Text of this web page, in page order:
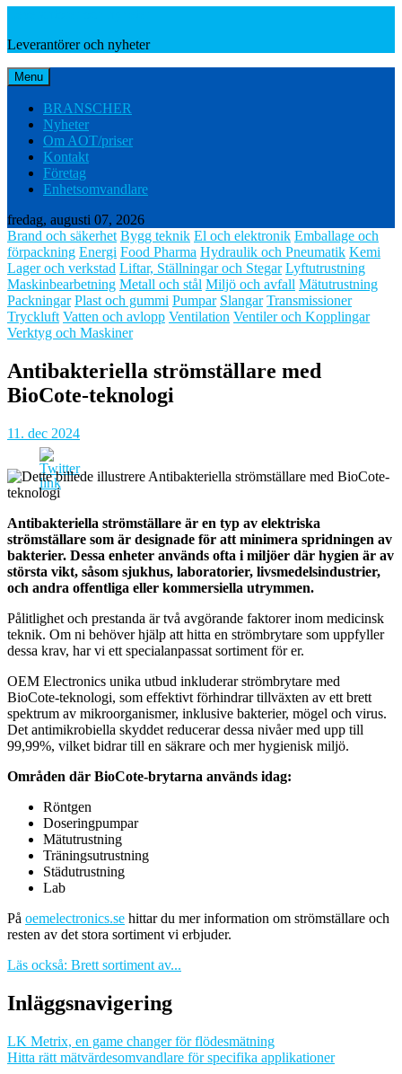
Leverantörer och nyheter
Menu
BRANSCHER
Nyheter
Om AOT/priser
Kontakt
Företag
Enhetsomvandlare
fredag, augusti 07, 2026
Brand och säkerhet Bygg teknik El och elektronik Emballage och
förpackning Energi Food Pharma Hydraulik och Pneumatik Kemi
Lager och verkstad Liftar, Ställningar och Stegar Lyftutrustning
Maskinbearbetning Metall och stål Miljö och avfall Mätutrustning
Packningar Plast och gummi Pumpar Slangar Transmissioner
Tryckluft Vatten och avlopp Ventilation Ventiler och Kopplingar
Verktyg och Maskiner
Antibakteriella strömställare med
BioCote-teknologi
11. dec 2024
Antibakteriella strömställare är en typ av elektriska
strömställare som är designade för att minimera spridningen av
bakterier. Dessa enheter används ofta i miljöer där hygien är av
största vikt, såsom sjukhus, laboratorier, livsmedelsindustrier,
och andra offentliga eller kommersiella utrymmen.
Pålitlighet och prestanda är två avgörande faktorer inom medicinsk
teknik. Om ni behöver hjälp att hitta en strömbrytare som uppfyller
dessa krav, har vi ett specialanpassat sortiment för er.
OEM Electronics unika utbud inkluderar strömbrytare med
BioCote-teknologi, som effektivt förhindrar tillväxten av ett brett
spektrum av mikroorganismer, inklusive bakterier, mögel och virus.
Det antimikrobiella skyddet reducerar dessa nivåer med upp till
99,99%, vilket bidrar till en säkrare och mer hygienisk miljö.
Områden där BioCote-brytarna används idag:
Röntgen
Doseringpumpar
Mätutrustning
Träningsutrustning
Städutrustning
Lab
På oemelectronics.se hittar du mer information om strömställare och
resten av det stora sortiment vi erbjuder.
Läs också: Brett sortiment av...
Inläggsnavigering
LK Metrix, en game changer för flödesmätning
Hitta rätt mätvärdesomvandlare för specifika applikationer